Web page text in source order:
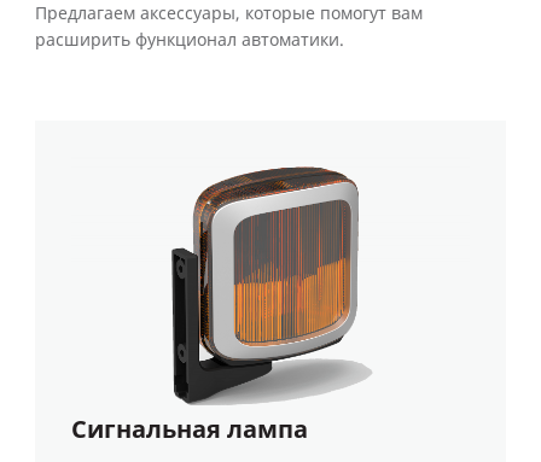
Предлагаем аксессуары, которые помогут вам
расширить функционал автоматики.
Сигнальная лампа